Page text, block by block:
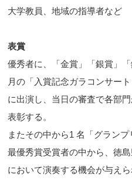
大学教員、地域の指導者など
表賞
優秀者に、「金賞」「銀賞」
月の「入賞記念ガラコンサー
に出演し、当日の審査で各部
表彰する。
またその中から1 名「グランプ
最優秀賞受賞者の中から、徳
において演奏する機会が与えら